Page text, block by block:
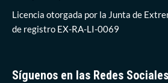
celebrada
en
Licencia otorgada por la Junta de
de registro EX-RA-LI-0069
Síguenos en las Redes Sociales